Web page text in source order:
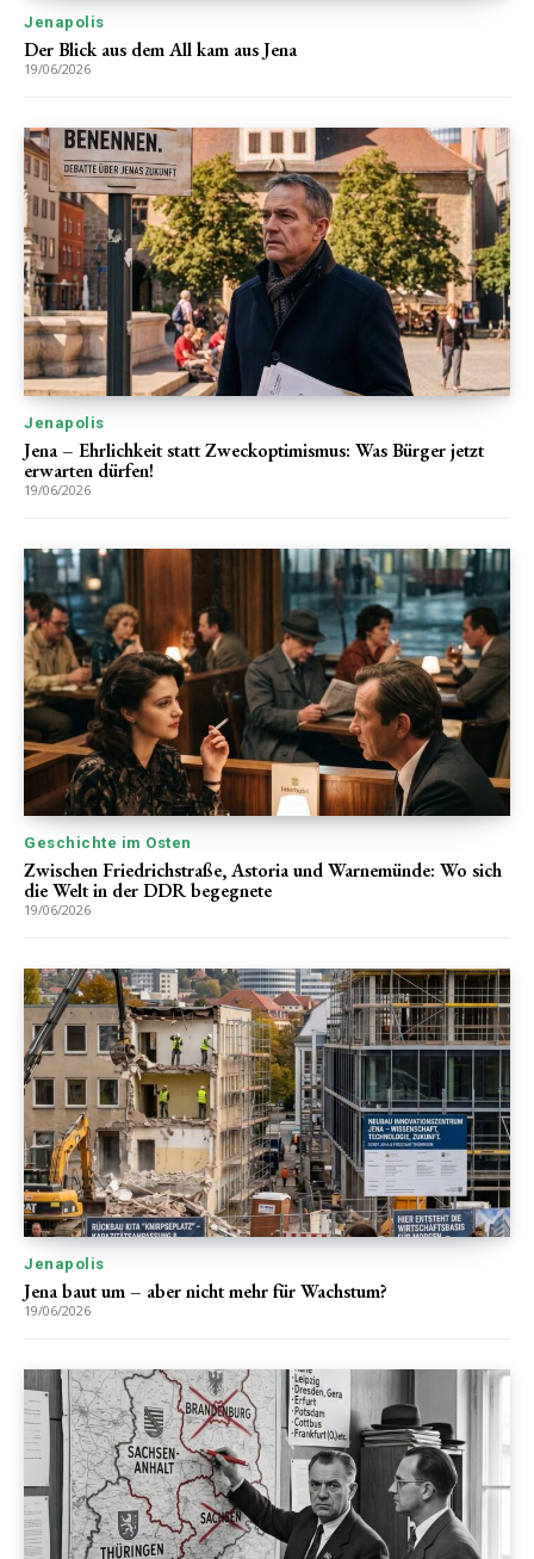
Jenapolis
Der Blick aus dem All kam aus Jena
19/06/2026
Jenapolis
Jena – Ehrlichkeit statt Zweckoptimismus: Was Bürger jetzt
erwarten dürfen!
19/06/2026
Geschichte im Osten
Zwischen Friedrichstraße, Astoria und Warnemünde: Wo sich
die Welt in der DDR begegnete
19/06/2026
Jenapolis
Jena baut um – aber nicht mehr für Wachstum?
19/06/2026